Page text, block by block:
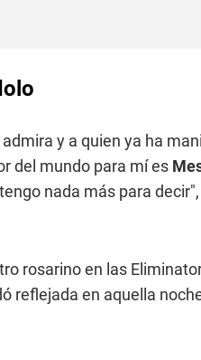
y a quien ya ha
del mundo para mí es
nada más para
rosarino en las
reflejada en aquella